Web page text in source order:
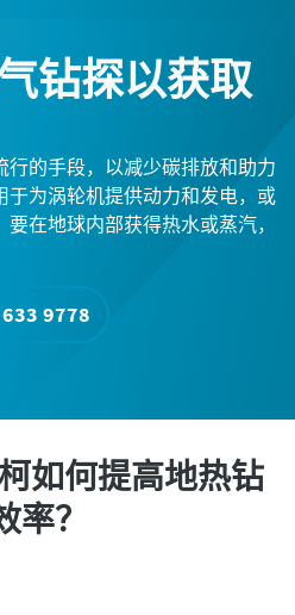
钻探以获取
的手段，以减少碳排放和助力
于为涡轮机提供动力和发电，或
在地球内部获得热水或蒸汽，
9778
如何提高地热钻
？